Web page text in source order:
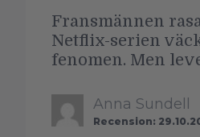
Fransmännen
Netflix-serien
fenomen. Men
Anna Sundell
Recension: